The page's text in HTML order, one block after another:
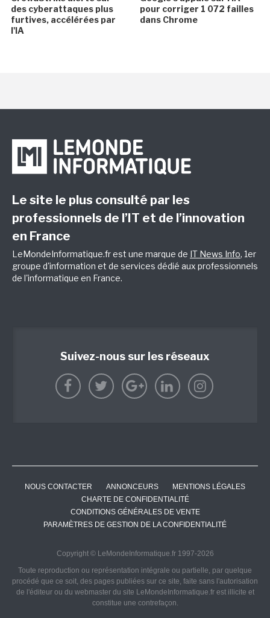
des cyberattaques plus
furtives, accélérées par
l'IA
pour corriger 1 072 failles
dans Chrome
Le site le plus consulté par les
professionnels de l’IT et de l’innovation
en France
LeMondeInformatique.fr est une marque de IT News Info, 1er
groupe d'information et de services dédié aux professionnels
de l'informatique en France.
Suivez-nous sur les réseaux
NOUS CONTACTER ANNONCEURS
MENTIONS LÉGALES
CHARTE DE CONFIDENTIALITÉ
CONDITIONS GÉNÉRALES DE VENTE
PARAMÈTRES DE GESTION DE LA CONFIDENTIALITÉ
Copyright © LeMondeInformatique.fr 1997-2026
Toute reproduction ou représentation intégrale ou partielle, par quelque
procédé que ce soit, des pages publiées sur ce site, faite sans l'autorisation
de l'éditeur ou du webmaster du site LeMondeInformatique.fr est illicite et
constitue une contrefaçon.